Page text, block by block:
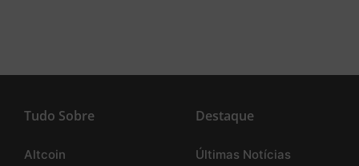
Tudo Sobre
Altcoin
Destaque
Últimas Notícias